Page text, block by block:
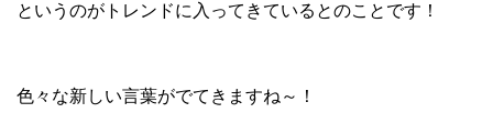
というのがトレンドに入ってきているとのことです！
色々な新しい言葉がでてきますね～！